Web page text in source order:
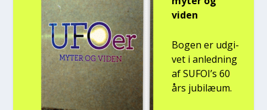
viden
Bogen er udgi­
vet i anled­ning
af SUFOI’s 60
års jubilæum.